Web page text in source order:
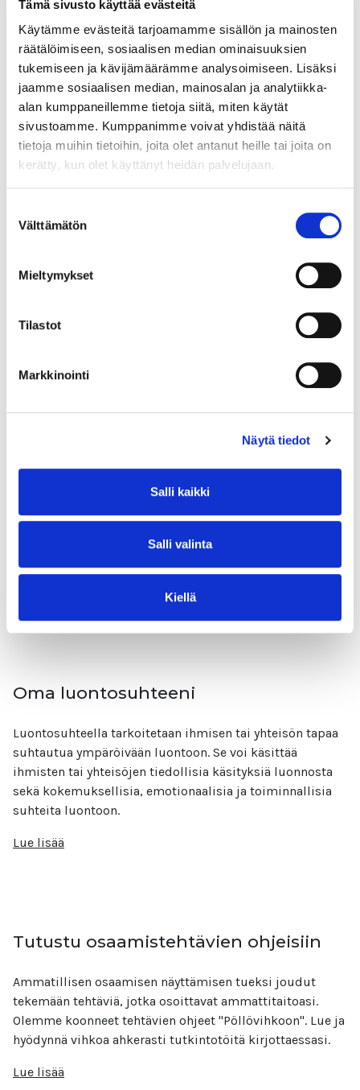
Tämä sivusto käyttää evästeitä
Käytämme evästeitä tarjoamamme sisällön ja mainosten
räätälöimiseen, sosiaalisen median ominaisuuksien
tukemiseen ja kävijämäärämme analysoimiseen. Lisäksi
jaamme sosiaalisen median, mainosalan ja analytiikka-
alan kumppaneillemme tietoja siitä, miten käytät
sivustoamme. Kumppanimme voivat yhdistää näitä
tietoja muihin tietoihin, joita olet antanut heille tai joita on
kerätty, kun olet käyttänyt heidän palvelujaan.
valinta
Välttämätön
Mieltymykset
Tilastot
Markkinointi
Näytä tiedot
Salli kaikki
Salli valinta
Kiellä
Millainen ympäristökasvattaja juuri
sinä olet? Testaa!
Lue lisää
Edellisellä oppitunnilla pääsit pohtimaan omia
ympäristökasvattajan työssäsi sekä tutustuit
positiiviseen pedagogiikkaan ympäristökasvatuksen
tutustumaan erilaisiin tarvittaviin osaamisiin.
Opiskelutöiden rytmittäminen
voimaannuttavaa työtä. Tärkeää on mitoittaa ja
suunnitella työt realistisesti ja pitää huolta omasta ja
muiden jaksamisesta. Nämä työt eivät tekemällä lopu.
Oma luontosuhteeni
Luontosuhteella tarkoitetaan ihmisen tai yhteisön tapaa
suhtautua ympäröivään luontoon. Se voi käsittää
ihmisten tai yhteisöjen tiedollisia käsityksiä luonnosta
sekä kokemuksellisia, emotionaalisia ja toiminnallisia
suhteita luontoon.
Lue lisää
Tutustu osaamistehtävien ohjeisiin
Ammatillisen osaamisen näyttämisen tueksi joudut
tekemään tehtäviä, jotka osoittavat ammattitaitoasi.
Olemme koonneet tehtävien ohjeet "Pöllövihkoon". Lue ja
hyödynnä vihkoa ahkerasti tutkintotöitä kirjottaessasi.
Lue lisää